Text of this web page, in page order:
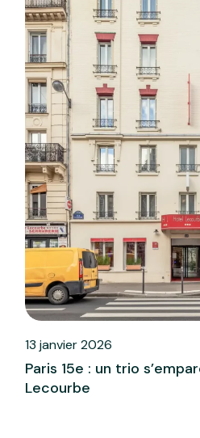
13 janvier 2026
Paris 15e : un trio
Lecourbe